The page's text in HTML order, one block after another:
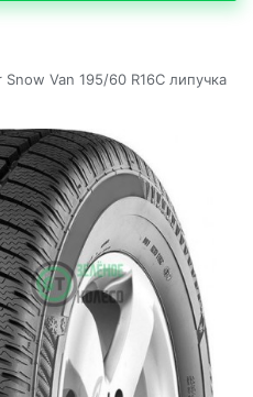
Van 195/60 R16C липучка